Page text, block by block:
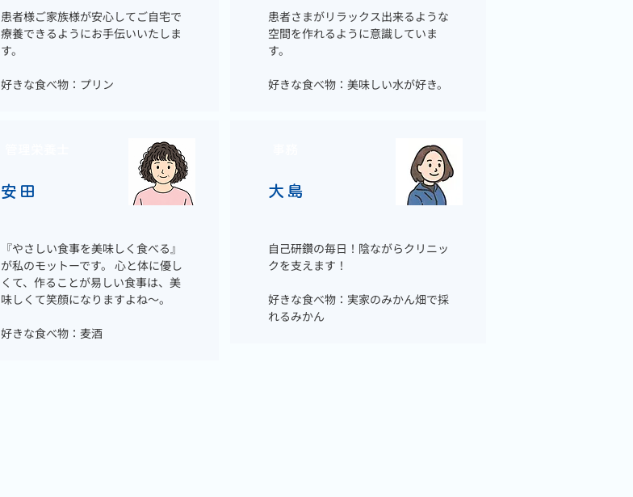
患者様ご家族様が安心してご自宅で
療養できるようにお手伝いいたしま
す。
好きな食べ物：プリン
安田
『やさしい食事を美味しく食べる』
が私のモットーです。 心と体に優し
くて、作ることが易しい食事は、美
味しくて笑顔になりますよね～。
好きな食べ物：麦酒
患者さまがリラックス出来るような
空間を作れるように意識していま
す。
好きな食べ物：美味しい水が好き。
大島
自己研鑽の毎日！陰ながらクリニッ
クを支えます！
好きな食べ物：実家のみかん畑で採
れるみかん